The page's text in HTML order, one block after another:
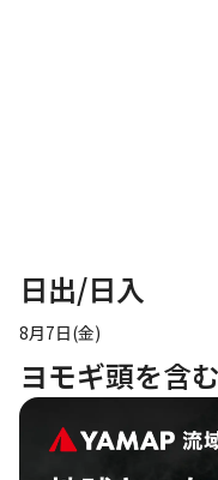
日出/日入
8月7日(金)
ヨモギ頭を含